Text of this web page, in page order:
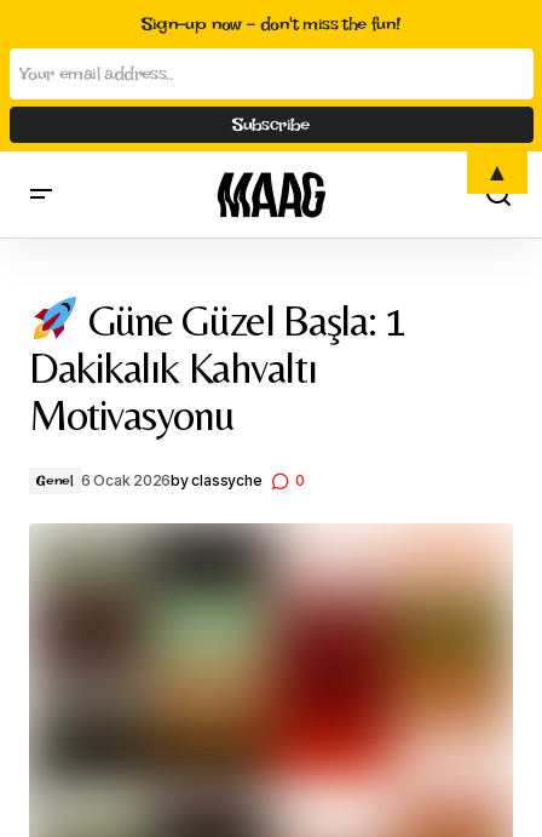
Güne Güzel Başla: 1
Dakikalık Kahvaltı
Motivasyonu
Genel 6 Ocak 2026byclassyche 0
Sign-up now - don't miss the fun!
▲